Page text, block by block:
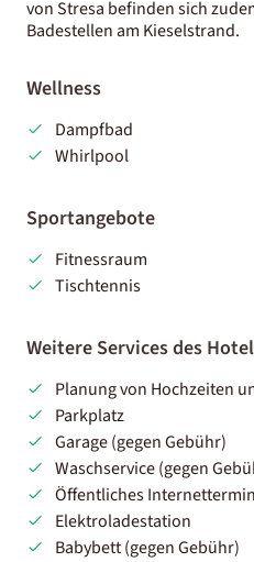
von Stresa befinden sich
Badestellen am Kieselstrand.
Wellness
Dampfbad
Whirlpool
Sportangebote
Fitnessraum
Tischtennis
Weitere Services des
Planung von Hochzeiten
Parkplatz
Garage (gegen Gebühr)
Waschservice (gegen
Öffentliches
Elektroladestation
Babybett (gegen Gebühr)